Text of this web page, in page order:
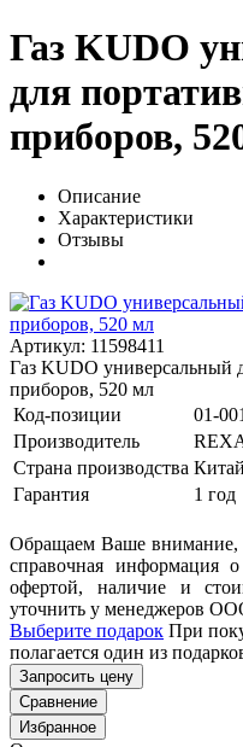
Газ KUDO
для
приборов,
Описание
Характеристики
Отзывы
Артикул: 11598411
Газ KUDO универсальный
приборов, 520 мл
Код-позиции
01-
Производитель
Страна производства Китай
Гарантия
1 год
Обращаем Ваше внимание,
справочная информация
офертой, наличие и
уточнить у менеджеров
Выберите подарок При
полагается один из
Запросить цену
Сравнение
Избранное